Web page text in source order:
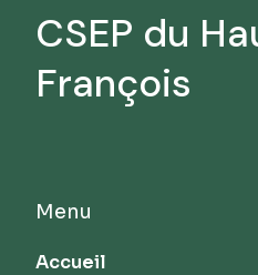
CSEP du
François
Menu
Accueil